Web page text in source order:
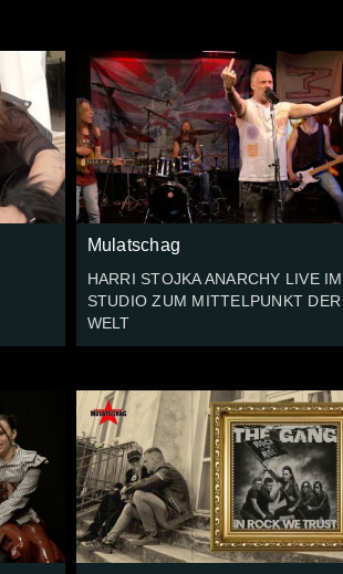
Mulatschag
HARRI STOJKA ANARCHY LIVE IM
STUDIO ZUM MITTELPUNKT DER
WELT